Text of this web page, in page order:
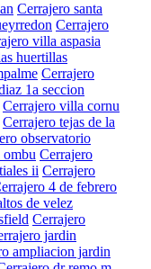
Cerrajero santa
Cerrajero
villa aspasia
huertillas
Cerrajero
1a seccion
Cerrajero villa cornu
Cerrajero tejas de la
observatorio
ombu Cerrajero
ii Cerrajero
4 de febrero
de velez
Cerrajero
jardin
ampliacion jardin